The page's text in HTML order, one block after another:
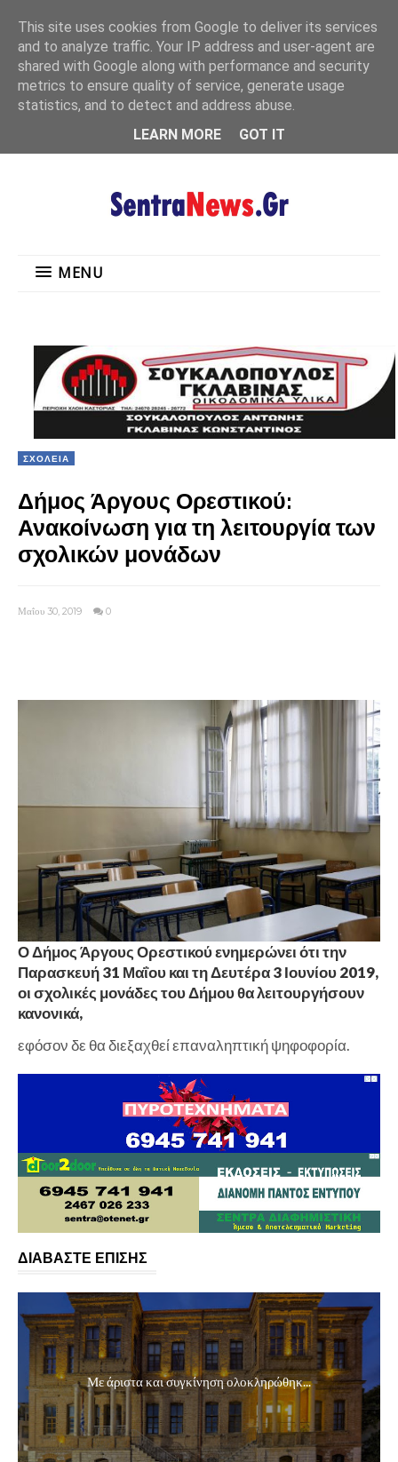
MENU
MENU
ΣΧΟΛΕΙΑ
Δήμος Άργους Ορεστικού:
Ανακοίνωση για τη λειτουργία των
σχολικών μονάδων
Μαΐου 30, 2019 0
Ο Δήμος Άργους Ορεστικού ενημερώνει ότι την
Παρασκευή 31 Μαΐου και τη Δευτέρα 3 Ιουνίου 2019,
οι σχολικές μονάδες του Δήμου θα λειτουργήσουν
κανονικά,
εφόσον δε θα διεξαχθεί επαναληπτική ψηφοφορία.
ΔΙΑΒΑΣΤΕ ΕΠΙΣΗΣ
Με άριστα και συγκίνηση ολοκληρώθηκ...
This site uses cookies from Google to deliver its services
and to analyze traffic. Your IP address and user-agent are
shared with Google along with performance and security
metrics to ensure quality of service, generate usage
statistics, and to detect and address abuse.
LEARN MORE
GOT IT